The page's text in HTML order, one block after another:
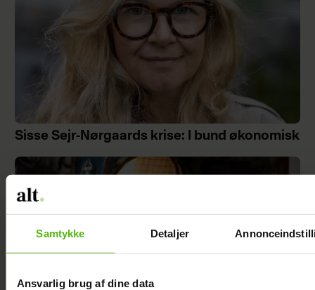
Samtykke Detaljer
Ansvarlig brug af dine data
Sisse Sejr-Nørgaards krise: I bund økonomisk